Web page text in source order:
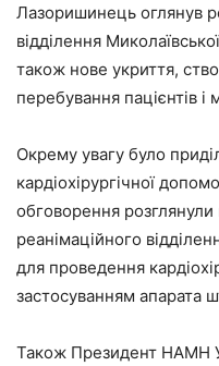
Лазоришинець оглянув
відділення
також нове укриття,
перебування пацієнтів
Окрему увагу було
кардіохірургічної
обговорення
реанімаційного
для проведення
застосуванням апарата
Також Президент НАМН